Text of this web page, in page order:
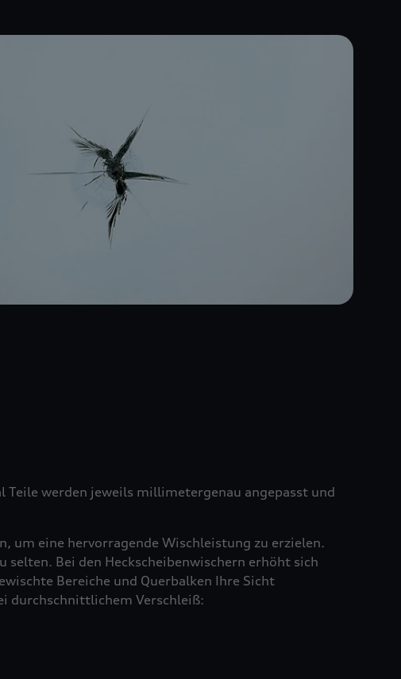
Teile werden jeweils millimetergenau angepasst und
um eine hervorragende Wischleistung zu erzielen.
Bei den Heckscheibenwischern erhöht sich
Bereiche und Querbalken Ihre Sicht
durchschnittlichem Verschleiß: